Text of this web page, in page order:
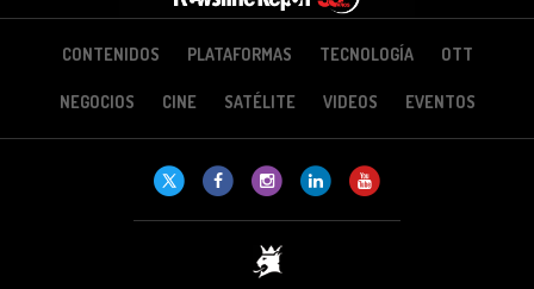
CONTENIDOS PLATAFORMAS TECNOLOGÍA OTT
NEGOCIOS CINE SATÉLITE VIDEOS EVENTOS